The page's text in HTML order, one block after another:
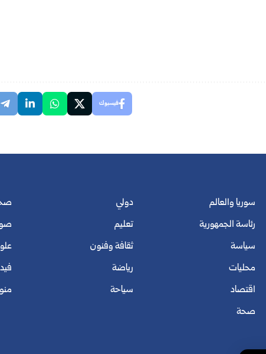
فيسبوك
سوريا والعالم
رئاسة الجمهورية
سياسة
محليات
اقتصاد
صحة
دولي
تعليم
ثقافة وفنون
رياضة
سياحة